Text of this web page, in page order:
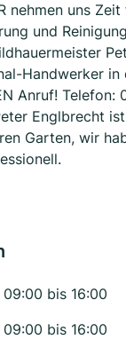
nehmen uns
und
Handwerker
Anruf!
Englbrecht
Garten, wir
09:00 bis 16:00
09:00 bis 16:00